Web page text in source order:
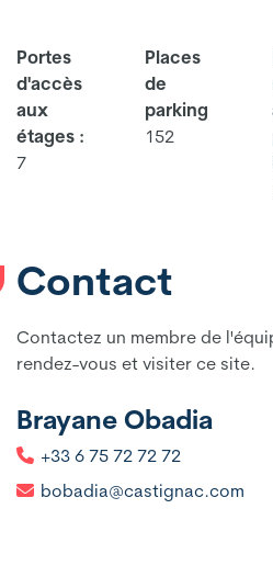
Portes
d'accès
aux
étages :
7
Places
de
parking
152
Contact
Contactez un membre de
rendez-vous et visiter ce site.
Brayane Obadia
+33 6 75 72 72 72
bobadia@castignac.com